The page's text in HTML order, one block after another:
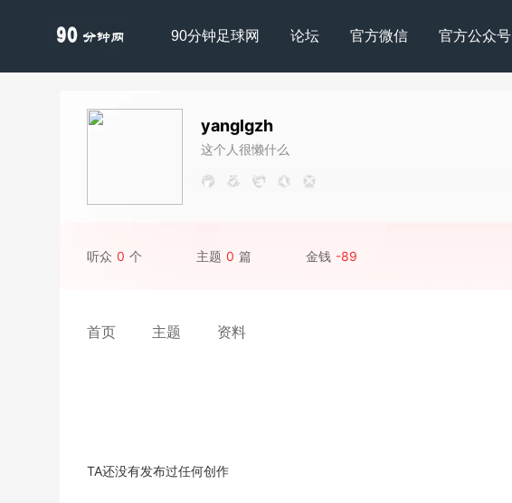
90分钟足球网 论坛 官方微信 官方公众号
yanglgzh
这个人很懒什么
听众 0 个 主题 0 篇 金钱 -89
首页 主题 资料
TA还没有发布过任何创作